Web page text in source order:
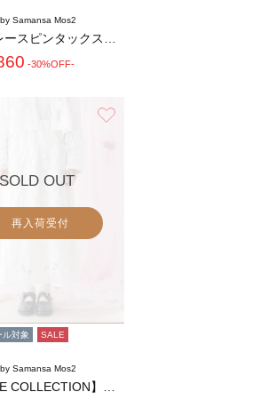
Samansa Mos2
-30%OFF-
SOLD OUT
再入荷受付
ル対象 SALE
Samansa Mos2